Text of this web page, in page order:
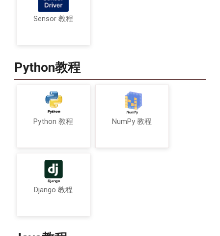
Sensor 教程
Python教程
Python 教程 NumPy 教程
Django 教程